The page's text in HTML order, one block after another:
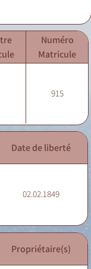
Numéro
Matricule
915
Date de liberté
02.02.1849
Propriétaire(s)